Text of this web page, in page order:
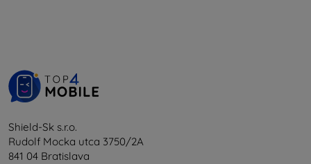
Shield-Sk s.r.o.
Rudolf Mocka utca 3750/2A
841 04 Bratislava